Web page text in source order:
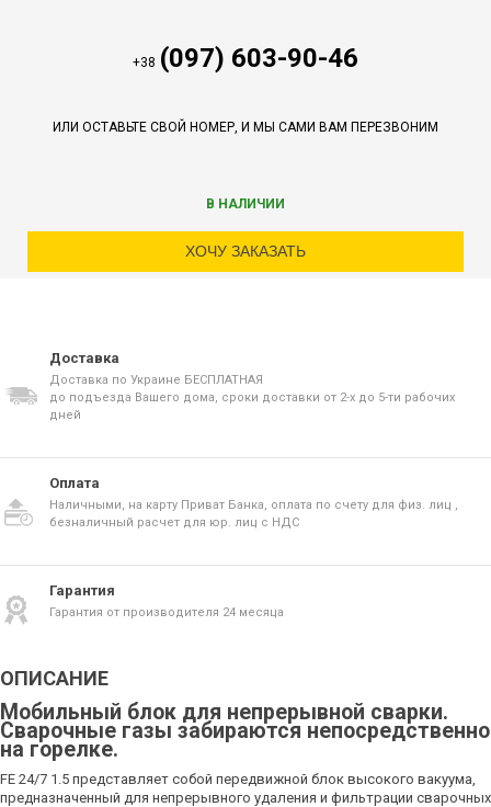
+38 (097) 603-90-46
ИЛИ ОСТАВЬТЕ СВОЙ НОМЕР, И МЫ САМИ ВАМ ПЕРЕЗВОНИМ
В НАЛИЧИИ
ХОЧУ ЗАКАЗАТЬ
Доставка
Доставка по Украине БЕСПЛАТНАЯ
до подъезда Вашего дома, сроки доставки от 2-х до 5-ти рабочих
дней
Оплата
Наличными, на карту Приват Банка, оплата по счету для физ. лиц ,
безналичный расчет для юр. лиц с НДС
Гарантия
Гарантия от производителя 24 месяца
ОПИСАНИЕ
Мобильный блок для непрерывной сварки.
Сварочные газы забираются непосредственно
на горелке.
FE 24/7 1.5 представляет собой передвижной блок высокого вакуума,
предназначенный для непрерывного удаления и фильтрации сварочных